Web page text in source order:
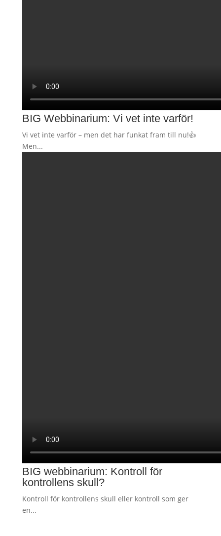
BIG Webbinarium: Vi vet inte varför!
Vi vet inte varför – men det har funkat fram till nu!👍
Men...
BIG webbinarium: Kontroll för
kontrollens skull?
Kontroll för kontrollens skull eller kontroll som ger
en...